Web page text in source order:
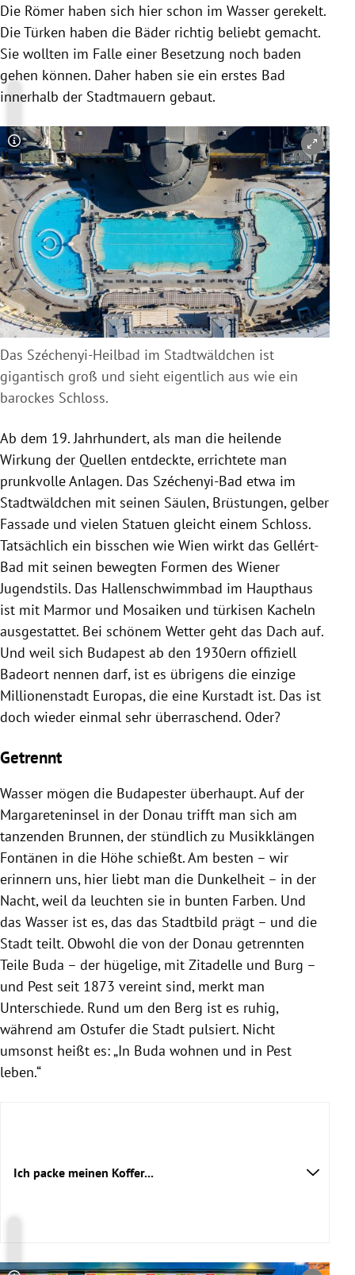
Die Römer haben sich hier schon im Wasser gerekelt.
Die Türken haben die Bäder richtig beliebt gemacht.
Sie wollten im Falle einer Besetzung noch baden
gehen können. Daher haben sie ein erstes Bad
innerhalb der Stadtmauern gebaut.
Copyright-Hinweis öffnen/schließen
Das Széchenyi-Heilbad im Stadtwäldchen ist
gigantisch groß und sieht eigentlich aus wie ein
barockes Schloss.
Ab dem 19. Jahrhundert, als man die heilende
Wirkung der Quellen entdeckte, errichtete man
prunkvolle Anlagen. Das Széchenyi-Bad etwa im
Stadtwäldchen mit seinen Säulen, Brüstungen, gelber
Fassade und vielen Statuen gleicht einem Schloss.
Tatsächlich ein bisschen wie Wien wirkt das Gellért-
Bad mit seinen bewegten Formen des Wiener
Jugendstils. Das Hallenschwimmbad im Haupthaus
ist mit Marmor und Mosaiken und türkisen Kacheln
ausgestattet. Bei schönem Wetter geht das Dach auf.
Und weil sich Budapest ab den 1930ern offiziell
Badeort nennen darf, ist es übrigens die einzige
Millionenstadt Europas, die eine Kurstadt ist. Das ist
doch wieder einmal sehr überraschend. Oder?
Getrennt
Wasser mögen die Budapester überhaupt. Auf der
Margareteninsel in der Donau trifft man sich am
tanzenden Brunnen, der stündlich zu Musikklängen
Fontänen in die Höhe schießt. Am besten – wir
erinnern uns, hier liebt man die Dunkelheit – in der
Nacht, weil da leuchten sie in bunten Farben. Und
das Wasser ist es, das das Stadtbild prägt – und die
Stadt teilt. Obwohl die von der Donau getrennten
Teile Buda – der hügelige, mit Zitadelle und Burg –
und Pest seit 1873 vereint sind, merkt man
Unterschiede. Rund um den Berg ist es ruhig,
während am Ostufer die Stadt pulsiert. Nicht
umsonst heißt es: „In Buda wohnen und in Pest
leben.“
Ich packe meinen Koffer...